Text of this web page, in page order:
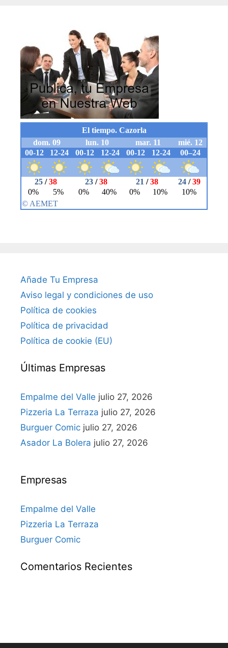
Añade Tu Empresa
Aviso legal y condiciones de uso
Política de cookies
Política de privacidad
Política de cookie (EU)
Últimas Empresas
Empalme del Valle julio 27, 2026
Pizzeria La Terraza julio 27, 2026
Burguer Comic julio 27, 2026
Asador La Bolera julio 27, 2026
Empresas
Empalme del Valle
Pizzeria La Terraza
Burguer Comic
Comentarios Recientes